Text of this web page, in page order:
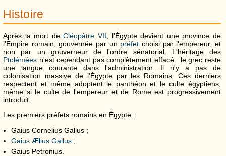
Histoire
Après la mort deCléopâtreVII , l'Égypte devient une province de
l'Empire romain, gouvernée par un préfet choisi par l'empereur, et
non par un gouverneur de l'ordre sénatorial. L'héritage des
Ptolémées n'est cependant pas complètement effacé : le grec reste
une langue courante dans l'administration. Il n'y a pas de
colonisation massive de l'Égypte par les Romains. Ces derniers
respectent et même adoptent le panthéon et le culte égyptiens,
même si le culte de l'empereur et de Rome est progressivement
introduit.
Les premiers préfets romains en Égypte :
Gaius Cornelius Gallus ;
Gaius Ælius Gallus ;
Gaius Petronius.